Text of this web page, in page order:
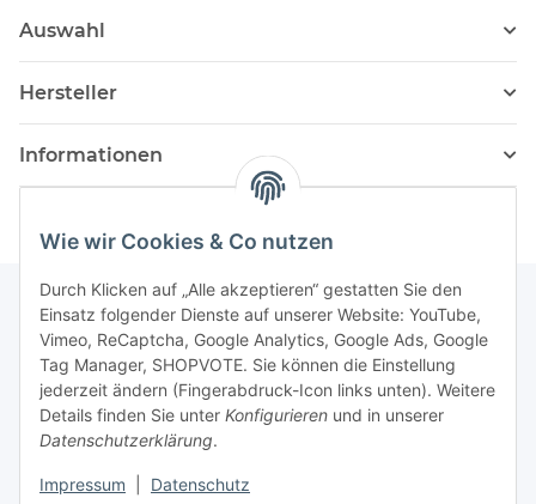
Wie wir Cookies & Co nutzen
Durch Klicken auf „Alle akzeptieren“ gestatten Sie den
Einsatz folgender Dienste auf unserer Website: YouTube,
Vimeo, ReCaptcha, Google Analytics, Google Ads, Google
Tag Manager, SHOPVOTE. Sie können die Einstellung
jederzeit ändern (Fingerabdruck-Icon links unten). Weitere
Details finden Sie unter Konfigurieren und in unserer
Datenschutzerklärung.
Impressum Datenschutz
Auswahl
Hersteller
Informationen
Newsletter Abonnieren
Bitte senden Sie mir entsprechend Ihrer
Datenschutzerklärung
regelmäßig und jederzeit widerruflich
Informationen zu Ihrem Produktsortiment per E-Mail zu.